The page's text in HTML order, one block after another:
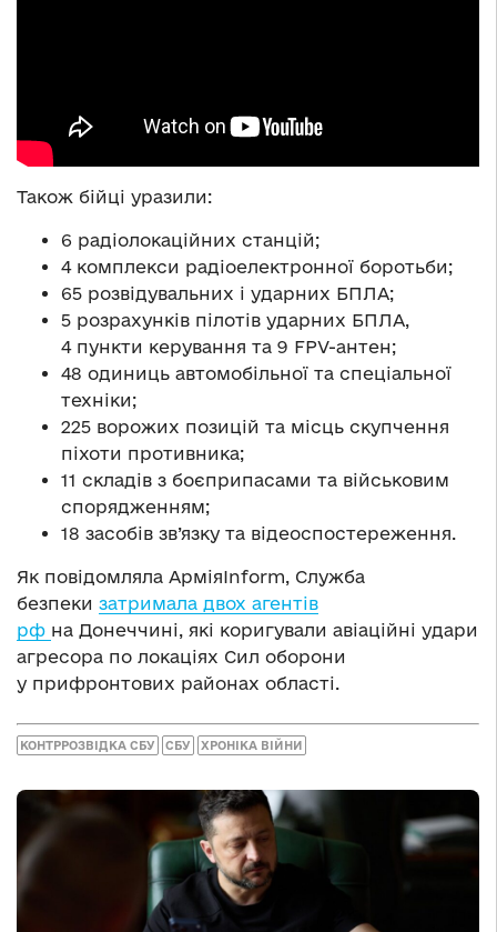
Також бійці уразили:
6 радіолокаційних станцій;
4 комплекси радіоелектронної боротьби;
65 розвідувальних і ударних БПЛА;
5 розрахунків пілотів ударних БПЛА,
4 пункти керування та 9 FPV-антен;
48 одиниць автомобільної та спеціальної
техніки;
225 ворожих позицій та місць скупчення
піхоти противника;
11 складів з боєприпасами та військовим
спорядженням;
18 засобів зв’язку та відеоспостереження.
Як повідомляла АрміяInform, Служба
безпеки затримала двох агентів
рф на Донеччині, які коригували авіаційні удари
агресора по локаціях Сил оборони
у прифронтових районах області.
КОНТРРОЗВІДКА СБУ СБУ ХРОНІКА ВІЙНИ